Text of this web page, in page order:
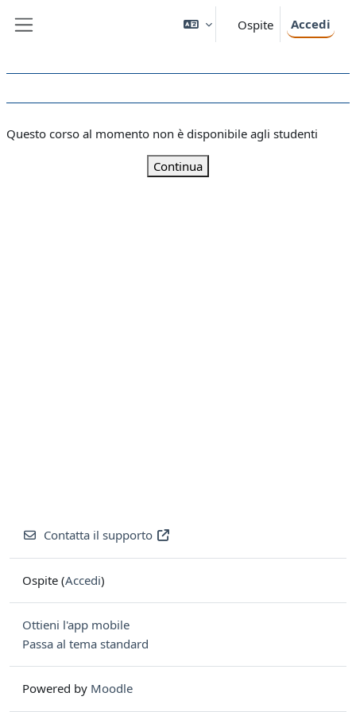
Ospite Accedi
Questo corso al momento non è disponibile agli studenti
Continua
Contatta il supporto
Ospite (Accedi)
Ottieni l'app mobile
Passa al tema standard
Powered by Moodle